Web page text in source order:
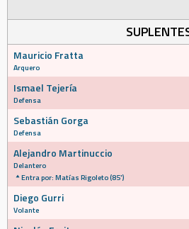
Mauricio Fratta
Arquero
Ismael Tejería
Defensa
Sebastián Gorga
Defensa
Alejandro Martinuccio
Delantero
Entra por: Matías Rigoleto (85')
Diego Gurri
Volante